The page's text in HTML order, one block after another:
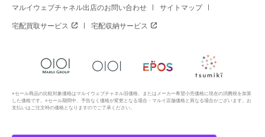
マルイウェブチャネル出店のお問い合わせ サイトマップ
宅配買取サービス 宅配収納サービス
※セール商品の比較対象価格はマルイウェブチャネル旧価格、またはメーカー希望小売価格に現在の消費税を加算
した価格です。※セール期間中、予告なく価格が変更となる場合・マルイ店舗価格と異なる場合がございます。お
支払いはご注文時の価格となりますのでご了承ください。